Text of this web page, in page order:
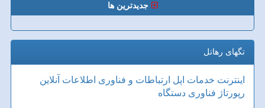
جدیدترین ها
تگهای رهاتل
اینترنت خدمات اپل ارتباطات و فناوری اطلاعات آنلاین
رپورتاژ فناوری دستگاه